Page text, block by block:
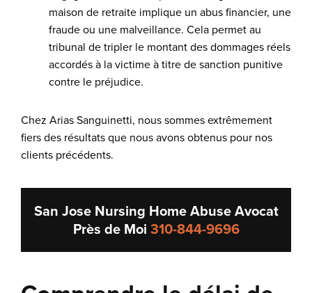
maison de retraite implique un abus financier, une
fraude ou une malveillance. Cela permet au
tribunal de tripler le montant des dommages réels
accordés à la victime à titre de sanction punitive
contre le préjudice.
Chez Arias Sanguinetti, nous sommes extrêmement
fiers des résultats que nous avons obtenus pour nos
clients précédents.
San Jose Nursing Home Abuse Avocat
Près de Moi 310-844-9696